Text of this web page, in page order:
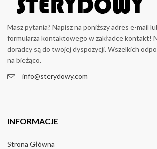
Masz pytania? Napisz na poniższy adres e-mail
formularza kontaktowego w zakładce kontakt!
doradcy są do twojej dyspozycji. Wszelkich
na bieżąco.
info@sterydowy.com
INFORMACJE
Strona Główna